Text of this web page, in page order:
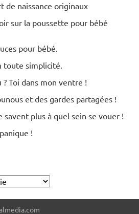
de naissance originaux
sur la poussette pour bébé
pour bébé.
toute simplicité.
Toi dans mon ventre !
et des gardes partagées !
savent plus à quel sein se vouer !
!